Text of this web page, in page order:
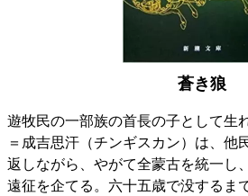
蒼き狼
遊牧民の一部族の首長の子として生
＝成吉思汗（チンギスカン）は、他
返しながら、やがて全蒙古を統一し
遠征を企てる。六十五歳で没するま